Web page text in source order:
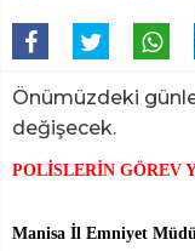
Önümüzdeki
değişecek.
POLİSLERİN GÖREV
Manisa İl Emniyet